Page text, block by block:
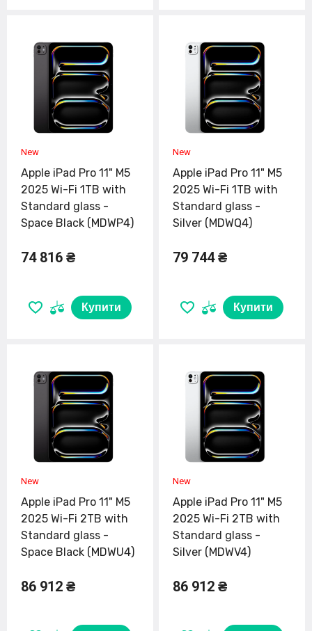
Apple iPad Pro 11" M5
2025 Wi-Fi 1TB with
Standard glass -
Space Black (MDWP4)
74 816 ₴
Купити
Apple iPad Pro 11" M5
2025 Wi-Fi 1TB with
Standard glass -
Silver (MDWQ4)
79 744 ₴
Купити
Apple iPad Pro 11" M5
2025 Wi-Fi 2TB with
Standard glass -
Space Black (MDWU4)
86 912 ₴
Apple iPad Pro 11" M5
2025 Wi-Fi 2TB with
Standard glass -
Silver (MDWV4)
86 912 ₴